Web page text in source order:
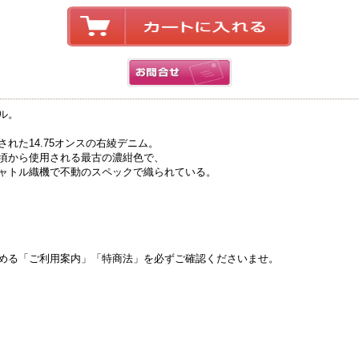
。
た14.75オンスの右綾デニム。
ら使用される最古の濃紺色で、
ル織機で不動のスペックで織られている。
「ご利用案内」「特商法」を必ずご確認くださいませ。